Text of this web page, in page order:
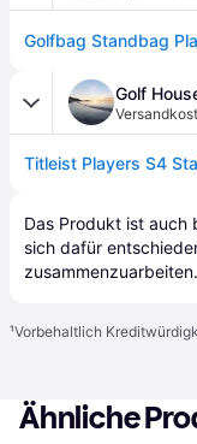
Golf
Titleist Players S4
Das Produkt ist auch
sich dafür
zusammenzuarbeiten.
¹Vorbehaltlich
Ähnliche